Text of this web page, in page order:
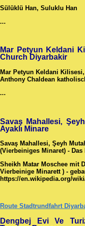
Sülüklü Han, Suluklu Han
...
Mar Petyun Keldani
Church Diyarbakir
Mar Petyun Keldani
Anthony Chaldean
...
Savaş Mahallesi,
Ayaklı Minare
Savaş Mahallesi, Şeyh
(Vierbeiniges Minaret) -
Sheikh Matar Moschee mit
Vierbeinige Minarett ) -
https://en.wikipedia.org/
Route Stadtrundfahrt
Dengbej Evi Ve